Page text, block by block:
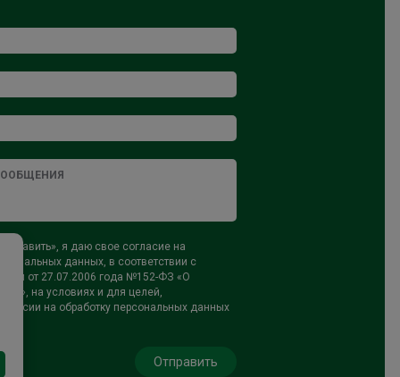
я даю свое согласие на
данных, в соответствии с
от 27.07.2006 года №152-ФЗ «О
на условиях и для целей,
на обработку персональных данных